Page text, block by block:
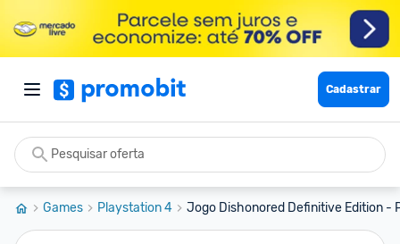
Cadastrar
Games Playstation 4 Jogo Dishonored Definitive Edition -